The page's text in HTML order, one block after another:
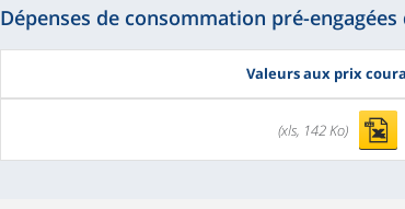
Dépenses de consommation pré-engagées
Valeurs aux prix
(xls, 142 Ko)